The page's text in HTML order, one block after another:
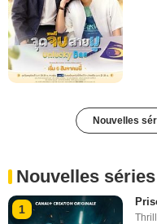
Nouvelles
Nouvelles
1